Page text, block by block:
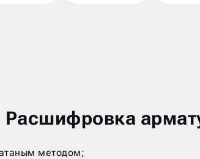
Расшифровка
методом;